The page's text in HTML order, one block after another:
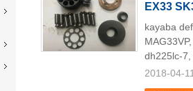
EX33
kayaba
dh225lc-7,
2018-04-